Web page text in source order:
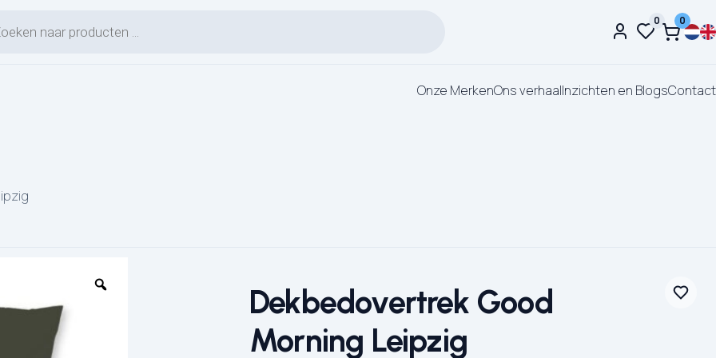
0 0
Onze MerkenOns verhaalInzichten en BlogsContact
Dekbedovertrek Good
Morning Leipzig